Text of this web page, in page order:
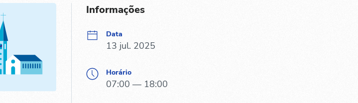
Informações
Data
13 jul. 2025
Horário
07:00 — 18:00